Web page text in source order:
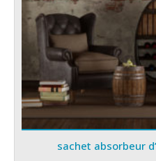
sachet absorbeur